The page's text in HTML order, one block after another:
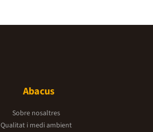
Abacus
Sobre nosaltres
Qualitat i medi ambient